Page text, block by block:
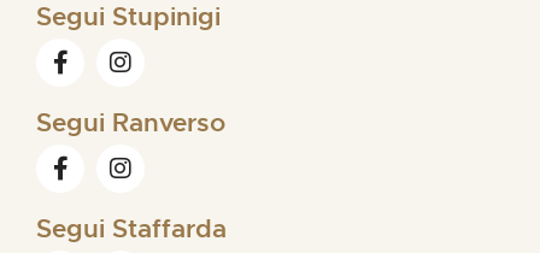
Segui Stupinigi
Segui Ranverso
Segui Staffarda